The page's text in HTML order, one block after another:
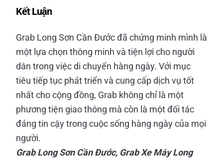
Kết Luận
Grab Long Sơn Cần Đước đã chứng minh mình là
một lựa chọn thông minh và tiện lợi cho người
dân trong việc di chuyển hàng ngày. Với mục
tiêu tiếp tục phát triển và cung cấp dịch vụ tốt
nhất cho cộng đồng, Grab không chỉ là một
phương tiện giao thông mà còn là một đối tác
đáng tin cậy trong cuộc sống hàng ngày của mọi
người.
Grab Long Sơn Cần Đước, Grab Xe Máy Long